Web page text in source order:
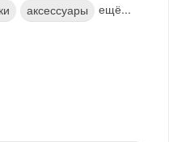
аксессуары ещё...